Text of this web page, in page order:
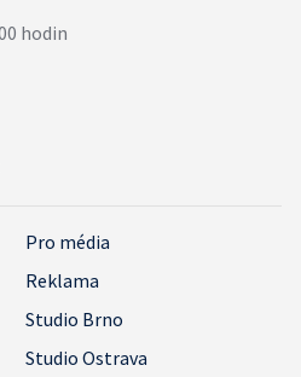
Pro média
Reklama
Studio Brno
Studio Ostrava